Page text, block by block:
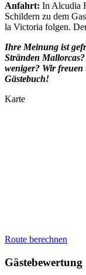
Anfahrt: In Alcudia
Schildern zu dem
la Victoria folgen.
Ihre Meinung ist
Stränden
weniger? Wir
Gästebuch!
Karte
Route berechnen
Gästebewertung